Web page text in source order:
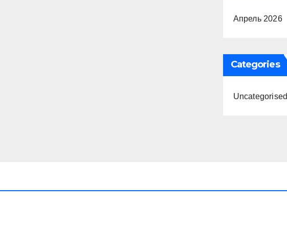
Апрель 2026
Categories
Uncategorised